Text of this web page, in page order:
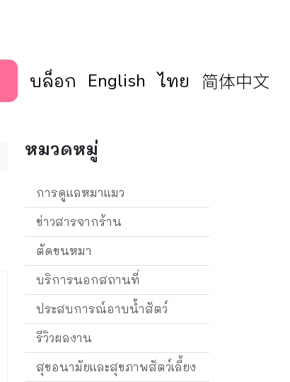
บล็อก English ไทย 简体中文
หมวดหมู่
การดูแลหมาแมว
ข่าวสารจากร้าน
ตัดขนหมา
บริการนอกสถานที่
ประสบการณ์อาบน้ำสัตว์
รีวิวผลงาน
สุขอนามัยและสุขภาพสัตว์เลี้ยง